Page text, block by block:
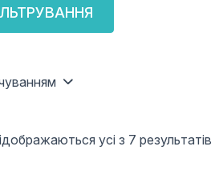
усі з 7 результатів